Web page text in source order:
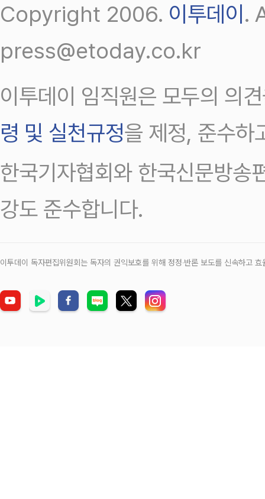
Copyright 2006. 이투데이 .
press@etoday.co.kr
이투데이 임직원은 모두의 의
령 및 실천규정을 제정, 준수하
한국기자협회와 한국신문방송
강도 준수합니다.
이투데이 독자편집위원회는 독자의 권익보호를 위해 정정‧반론 보도를 신속하고